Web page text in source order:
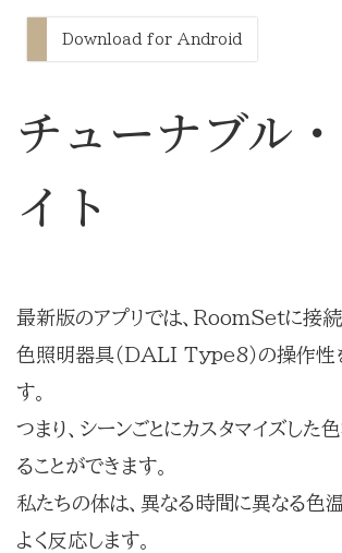
Download for Android
チューナブル
イト
最新版のアプリでは、RoomSetに接
色照明器具（DALI Type8）の操作性
す。
つまり、シーンごとにカスタマイズした
ることができます。
私たちの体は、異なる時間に異なる色
よく反応します。